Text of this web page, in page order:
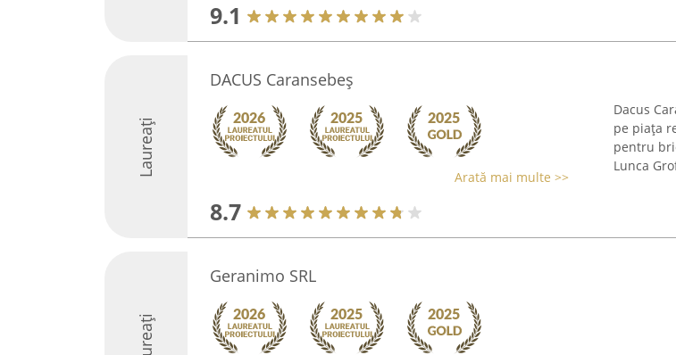
9.1
Laureați
DACUS Caransebeș
Arată mai multe >>
8.7
Dacus
pe piața
pentru
Lunca
Geranimo SRL